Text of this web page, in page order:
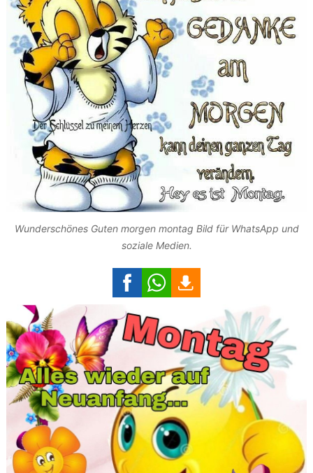
Wunderschönes Guten morgen montag Bild für WhatsApp und
soziale Medien.